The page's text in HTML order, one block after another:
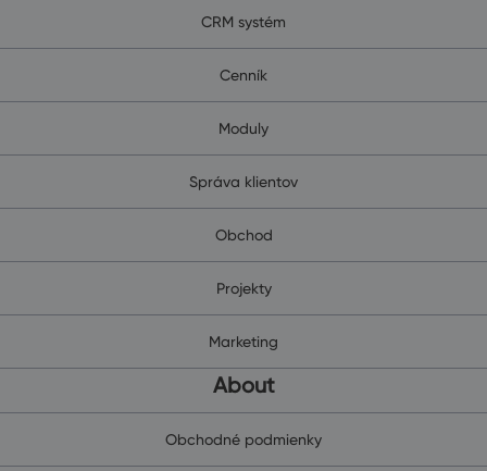
CRM systém
Cenník
Moduly
Správa klientov
Obchod
Projekty
Marketing
About
Obchodné podmienky